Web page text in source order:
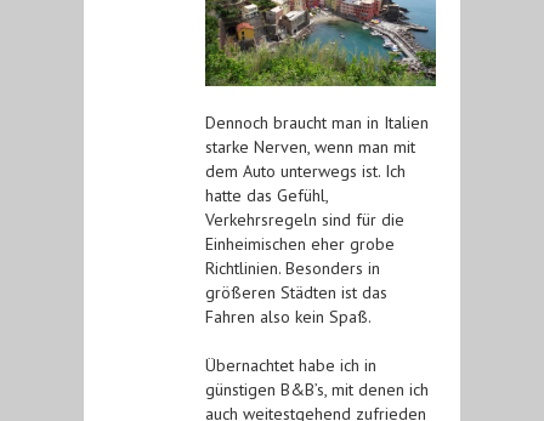
Dennoch braucht man in Italien
starke Nerven, wenn man mit
dem Auto unterwegs ist. Ich
hatte das Gefühl,
Verkehrsregeln sind für die
Einheimischen eher grobe
Richtlinien. Besonders in
größeren Städten ist das
Fahren also kein Spaß.
Übernachtet habe ich in
günstigen B&B’s, mit denen ich
auch weitestgehend zufrieden